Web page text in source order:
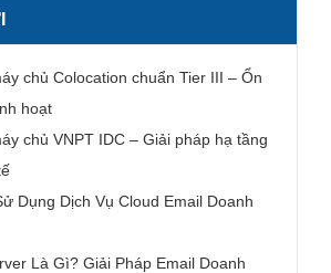
chủ Colocation chuẩn Tier III – Ổn
hoạt
chủ VNPT IDC – Giải pháp hạ tầng
Dụng Dịch Vụ Cloud Email Doanh
Là Gì? Giải Pháp Email Doanh